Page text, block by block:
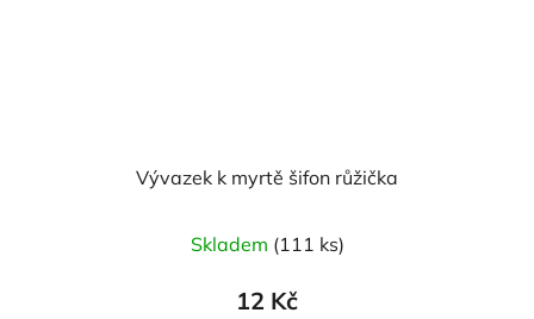
Vývazek k myrtě šifon růžička
Skladem (111 ks)
12 Kč